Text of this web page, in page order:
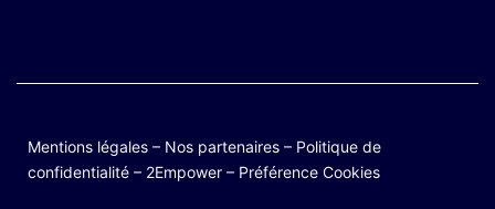
Mentions légales – Nos partenaires – Politique de
confidentialité – 2Empower – Préférence Cookies